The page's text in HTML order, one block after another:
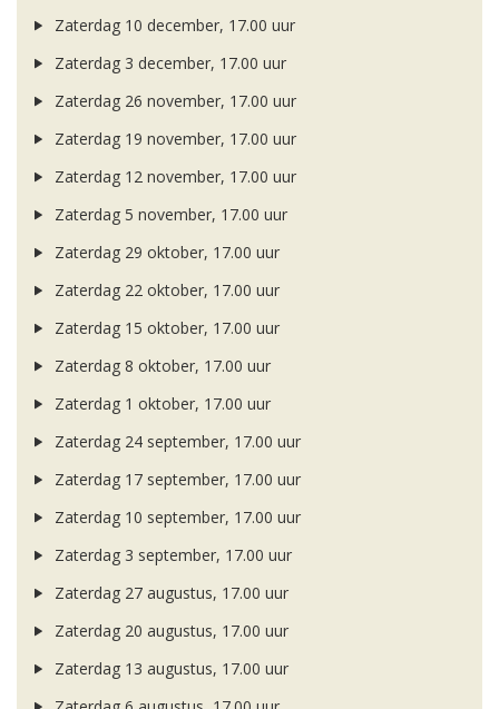
Zaterdag 10 december, 17.00 uur
Zaterdag 3 december, 17.00 uur
Zaterdag 26 november, 17.00 uur
Zaterdag 19 november, 17.00 uur
Zaterdag 12 november, 17.00 uur
Zaterdag 5 november, 17.00 uur
Zaterdag 29 oktober, 17.00 uur
Zaterdag 22 oktober, 17.00 uur
Zaterdag 15 oktober, 17.00 uur
Zaterdag 8 oktober, 17.00 uur
Zaterdag 1 oktober, 17.00 uur
Zaterdag 24 september, 17.00 uur
Zaterdag 17 september, 17.00 uur
Zaterdag 10 september, 17.00 uur
Zaterdag 3 september, 17.00 uur
Zaterdag 27 augustus, 17.00 uur
Zaterdag 20 augustus, 17.00 uur
Zaterdag 13 augustus, 17.00 uur